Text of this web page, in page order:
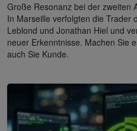
Große Resonanz bei der zweiten
In Marseille verfolgten die Trader
Leblond und Jonathan Hiel und
neuer Erkenntnisse. Machen Sie
auch Sie Kunde.